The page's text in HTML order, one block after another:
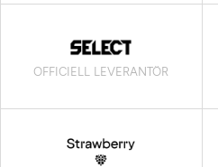
OFFICIELL LEVERANTÖR